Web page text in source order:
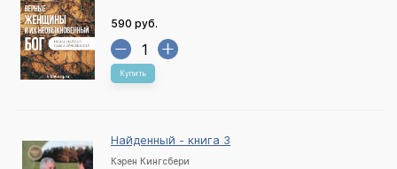
590 руб.
Купить
Найденный - книга 3
Кэрен Кингсбери